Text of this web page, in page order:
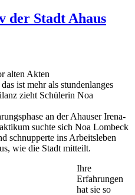
Stadt Ahaus
alten Akten
ist mehr als stundenlanges
zieht Schülerin Noa
an der Ahauser Irena-
suchte sich Noa Lombeck
schnupperte ins Arbeitsleben
wie die Stadt mitteilt.
Ihre
Erfahrungen
hat sie so